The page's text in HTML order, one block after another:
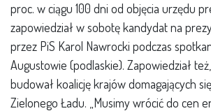
proc. w ciągu 100 dni od objęcia urzędu
zapowiedział w sobotę kandydat na
przez PiS Karol Nawrocki podczas
Augustowie (podlaskie). Zapowiedział
budował koalicję krajów domagających
Zielonego Ładu. „Musimy wrócić do cen